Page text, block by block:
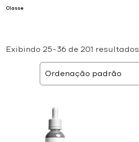
Classe
Exibindo 25–36 de 201 resultados